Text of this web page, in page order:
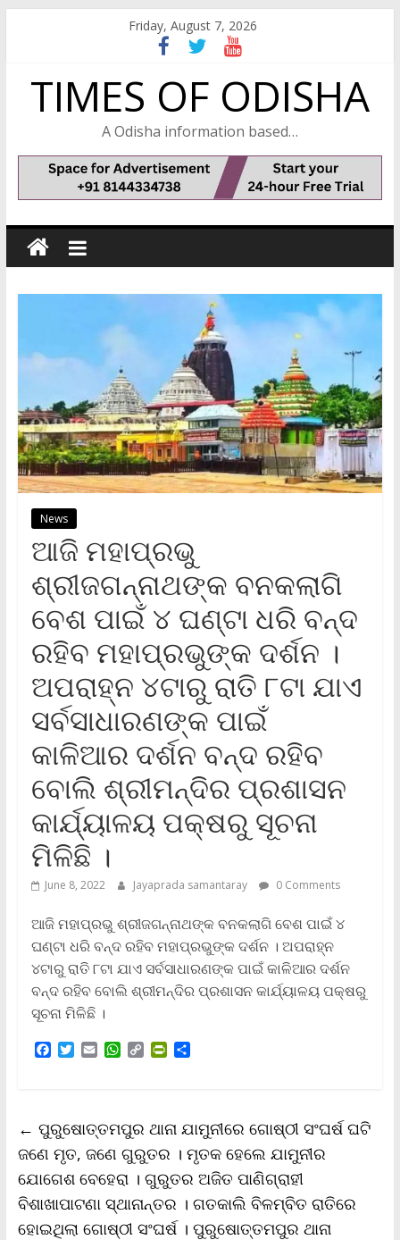
Friday, August 7, 2026
TIMES OF ODISHA
A Odisha information based…
News
ଆଜି ମହାପ୍ରଭୁ
ଶ୍ରୀଜଗନ୍ନାଥଙ୍କ ବନକଲାଗି
ବେଶ ପାଇଁ ୪ ଘଣ୍ଟା ଧରି ବନ୍ଦ
ରହିବ ମହାପ୍ରଭୁଙ୍କ ଦର୍ଶନ ।
ଅପରାହ୍ନ ୪ଟାରୁ ରାତି ୮ଟା ଯାଏ
ସର୍ବସାଧାରଣଙ୍କ ପାଇଁ
କାଳିଆର ଦର୍ଶନ ବନ୍ଦ ରହିବ
ବୋଲି ଶ୍ରୀମନ୍ଦିର ପ୍ରଶାସନ
କାର୍ଯ୍ୟାଳୟ ପକ୍ଷରୁ ସୂଚନା
ମିଳିଛି ।
June 8, 2022 Jayaprada samantaray 0 Comments
ଆଜି ମହାପ୍ରଭୁ ଶ୍ରୀଜଗନ୍ନାଥଙ୍କ ବନକଲାଗି ବେଶ ପାଇଁ ୪
ଘଣ୍ଟା ଧରି ବନ୍ଦ ରହିବ ମହାପ୍ରଭୁଙ୍କ ଦର୍ଶନ । ଅପରାହ୍ନ
୪ଟାରୁ ରାତି ୮ଟା ଯାଏ ସର୍ବସାଧାରଣଙ୍କ ପାଇଁ କାଳିଆର ଦର୍ଶନ
ବନ୍ଦ ରହିବ ବୋଲି ଶ୍ରୀମନ୍ଦିର ପ୍ରଶାସନ କାର୍ଯ୍ୟାଳୟ ପକ୍ଷରୁ
ସୂଚନା ମିଳିଛି ।
F
o
o
k
T
e
r
E
W
A
p
p
C
i
n
k
P
F
r
i
e
n
d
l
S
← ପୁରୁଷୋତ୍ତମପୁର ଥାନା ଯାମୁନୀରେ ଗୋଷ୍ଠୀ ସଂଘର୍ଷ ଘଟି
ଜଣେ ମୃତ, ଜଣେ ଗୁରୁତର । ମୃତକ ହେଲେ ଯାମୁନୀର
ଯୋଗେଶ ବେହେରା । ଗୁରୁତର ଅଜିତ ପାଣିଗ୍ରାହୀ
ବିଶାଖାପାଟଣା ସ୍ଥାନାନ୍ତର । ଗତକାଲି ବିଳମ୍ବିତ ରାତିରେ
ହୋଇଥିଲା ଗୋଷ୍ଠୀ ସଂଘର୍ଷ । ପୁରୁଷୋତ୍ତମପୁର ଥାନା